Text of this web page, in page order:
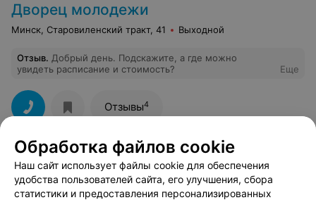
Дворец молодежи
Минск, Старовиленский тракт, 41 Выходной
Отзыв. Добрый день. Подскажите, а где можно
увидеть расписание и стоимость?
Еще
Отзывы4
Дворец детей и молодежи
Минск, Старовиленский тракт, 41 Выходной
Обработка файлов cookie
Наш сайт использует файлы cookie для обеспечения
удобства пользователей сайта, его улучшения, сбора
статистики и предоставления персонализированных